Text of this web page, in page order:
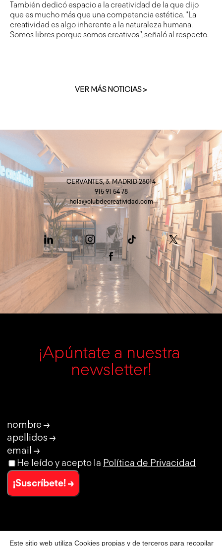
También dedicó espacio a la creatividad de la que dijo
que es mucho más que una competencia estética. “La
creatividad es algo inherente a la naturaleza humana.
Somos libres porque somos creativos”, señaló al respecto.
VER MÁS NOTICIAS >
CERVANTES, 3. MADRID 28014
915 91 54 78
hola@clubdecreatividad.com
¡Apúntate a nuestra
newsletter!
nombre →
apellidos →
email →
He leído y acepto la Política de Privacidad
¡Suscríbete! →
Este sitio web utiliza Cookies propias y de terceros para recopilar